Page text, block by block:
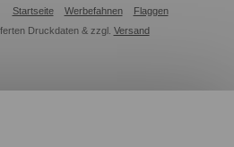
Startseite Werbefahnen
Flaggen
Druckdaten & zzgl. Versand